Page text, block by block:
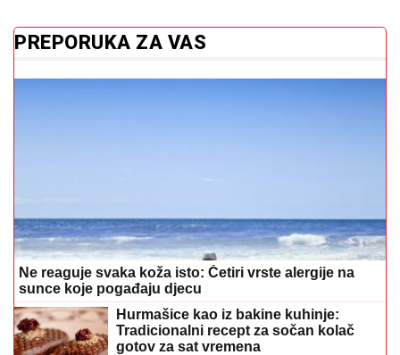
PREPORUKA ZA VAS
Ne reaguje svaka koža isto: Četiri vrste alergije na
sunce koje pogađaju djecu
Hurmašice kao iz bakine kuhinje:
Tradicionalni recept za sočan kolač
gotov za sat vremena